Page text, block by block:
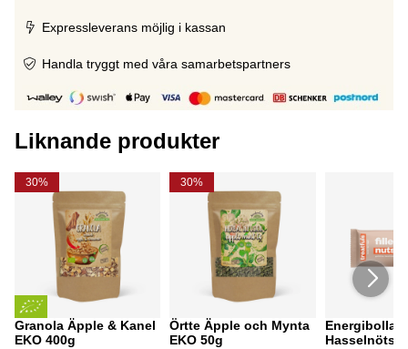
Expressleverans möjlig i kassan
Handla tryggt med våra samarbetspartners
Liknande produkter
30%
Granola Äpple & Kanel
EKO 400g
30%
Örtte Äpple och Mynta
EKO 50g
Energibollar